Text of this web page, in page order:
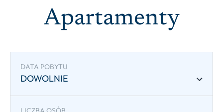
Apartamenty
DATA POBYTU
DOWOLNIE